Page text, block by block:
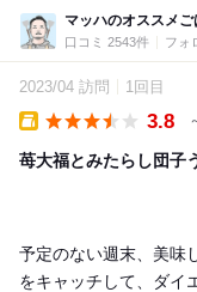
マッハのオススメご
口コミ 2543件 フォ
2023/04 訪問 1回目
3.8
苺大福とみたらし団子
予定のない週末、美味
をキャッチして、ダイ